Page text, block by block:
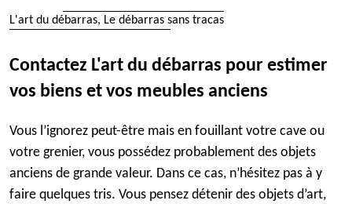
L'art du débarras, Le débarras sans tracas
Contactez L'art du débarras pour estimer
vos biens et vos meubles anciens
Vous l’ignorez peut-être mais en fouillant votre cave ou
votre grenier, vous possédez probablement des objets
anciens de grande valeur. Dans ce cas, n’hésitez pas à y
faire quelques tris. Vous pensez détenir des objets d’art,